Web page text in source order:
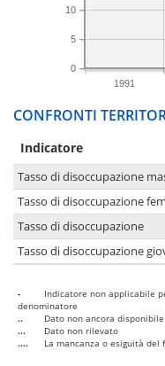
1991
0
5
10
CONFRONTI
Indicatore
Tasso di disoccupazione
Tasso di disoccupazione
Tasso di disoccupazione
Tasso di disoccupazione
-
Indicatore non applicabile
denominatore
..
Dato non ancora disponibile
...
Dato non rilevato
....
La mancanza o esiguità